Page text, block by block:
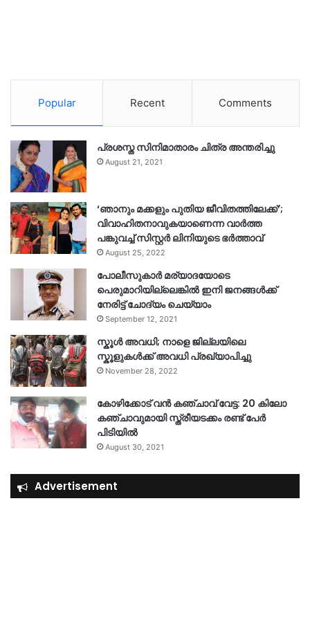
Popular Recent Comments
പ്രശസ്ത സിനിമാതാരം ചിത്ര അന്തരിച്ചു
August 21, 2021
‘ഞാനും മക്കളും പുതിയ ജീവിതത്തിലേക്ക്’;
വിവാഹിതനാവുകയാണെന്ന വാർത്ത
പങ്കുവച്ച് സിസ്റ്റർ ലിനിയുടെ ഭർത്താവ്
August 25, 2022
പോലീസുകാര്‍ മര്യാദയോടെ
പെരുമാറിയില്ലെങ്കില്‍ ഇനി ജനങ്ങള്‍ക്ക്
നേരിട്ട് ചോദ്യം ചെയ്യാം
September 12, 2021
സ്കൂൾ അവധി; നാളെ ജില്ലയിലെ
സ്കൂളുകൾക്ക് അവധി പ്രഖ്യാപിച്ചു
November 28, 2022
കോഴിക്കോട് വൻ കഞ്ചാവ് വേട്ട: 20 കിലോ
കഞ്ചാവുമായി സ്ത്രീയടക്കം രണ്ട് പേർ
പിടിയിൽ
August 30, 2021
Advertisement